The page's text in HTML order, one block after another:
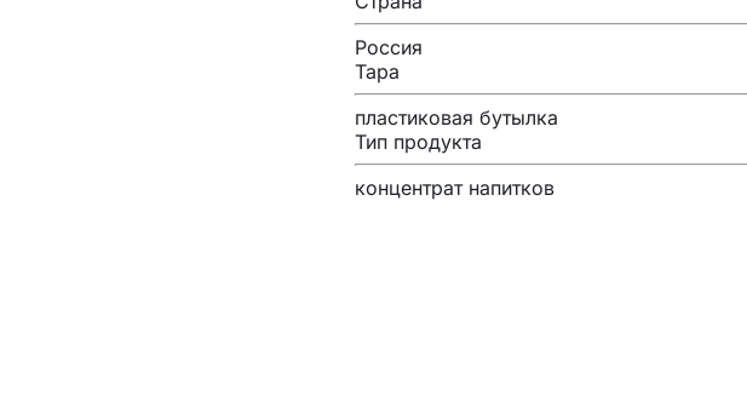
Россия
Тара
пластиковая бутылка
Тип продукта
концентрат напитков